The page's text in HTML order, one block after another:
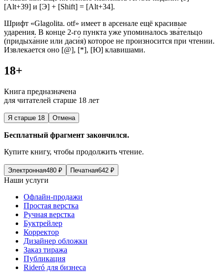
[Alt+39] и [Э] + [Shift] = [Alt+34].
Шрифт «Glagolita. otf» имеет в арсенале ещё красивые
ударения. В конце 2-го пункта уже упоминалось зва́тельцо
(придыха́ние или даси́я) которое не произносится при чтении.
Извлекается оно [@], [*], [Ю] клавишами.
18+
Книга предназначена
для читателей старше 18 лет
Я старше 18 Отмена
Бесплатный фрагмент закончился.
Купите книгу, чтобы продолжить чтение.
Электронная480 ₽ Печатная642 ₽
Наши услуги
Офлайн-продажи
Простая верстка
Ручная верстка
Буктрейлер
Корректор
Дизайнер обложки
Заказ тиража
Публикация
Rideró для бизнеса